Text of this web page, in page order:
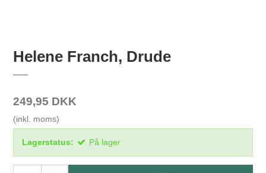
Helene Franch, Drude
249,95 DKK
(inkl. moms)
Lagerstatus: På lager